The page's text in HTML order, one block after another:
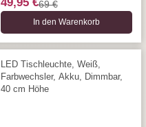
69 €
In den Warenkorb
LED Tischleuchte, Weiß,
Farbwechsler, Akku, Dimmbar,
40 cm Höhe